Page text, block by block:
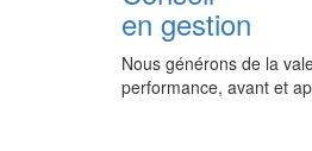
en gestion
Nous générons de la
performance, avant et